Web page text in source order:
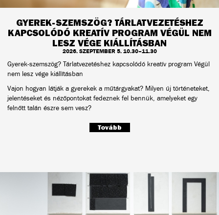
GYEREK-SZEMSZÖG? TÁRLATVEZETÉSHEZ
KAPCSOLÓDÓ KREATÍV PROGRAM VÉGÜL NEM
LESZ VÉGE KIÁLLÍTÁSBAN
2026. SZEPTEMBER 5. 10.30–11.30
Gyerek-szemszög? Tárlatvezetéshez kapcsolódó kreatív program Végül
nem lesz vége kiállításban
Vajon hogyan látják a gyerekek a műtárgyakat? Milyen új történeteket,
jelentéseket és nézőpontokat fedeznek fel bennük, amelyeket egy
felnőtt talán észre sem vesz?
Tovább